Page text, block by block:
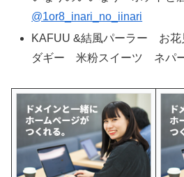
@1or8_inari_no_iinari
KAFUU &結風パーラー お
ダギー 米粉スイーツ ネパ